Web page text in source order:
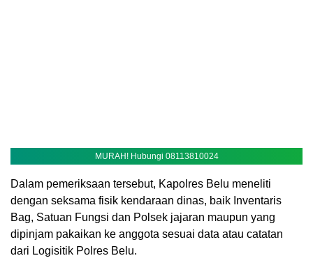
MURAH! Hubungi 08113810024
Dalam pemeriksaan tersebut, Kapolres Belu meneliti
dengan seksama fisik kendaraan dinas, baik Inventaris
Bag, Satuan Fungsi dan Polsek jajaran maupun yang
dipinjam pakaikan ke anggota sesuai data atau catatan
dari Logisitik Polres Belu.